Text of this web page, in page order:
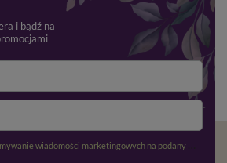
które wspierają zdrowy wzrost
również o ochronie roślin –
środków ochrony roślin
pozwala
i choroby, nie szkodząc przy tym
Zdrowego Ogrodu
każdego ogrodu. U nas znajdziesz
, które zapewniają optymalne warunki
i bądź na
marketingowych na podany adres e-mail oraz przetwarzanie danych osobowych zgodnie z